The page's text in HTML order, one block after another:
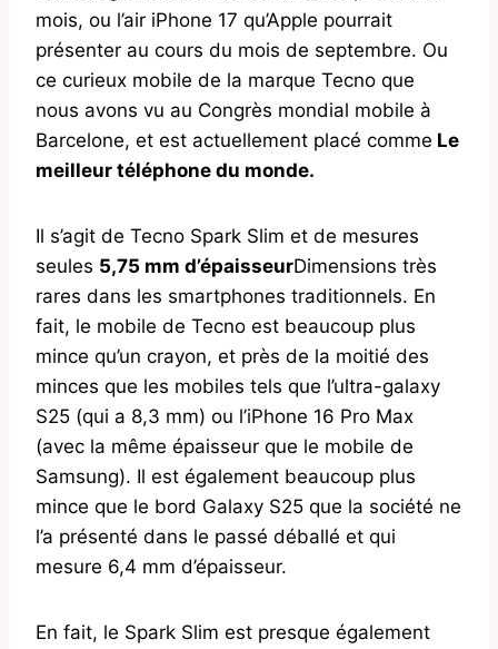
mois, ou l’air iPhone 17 qu’Apple pourrait
présenter au cours du mois de septembre. Ou
ce curieux mobile de la marque Tecno que
nous avons vu au Congrès mondial mobile à
Barcelone, et est actuellement placé comme Le
meilleur téléphone du monde.
Il s’agit de Tecno Spark Slim et de mesures
seules 5,75 mm d’épaisseurDimensions très
rares dans les smartphones traditionnels. En
fait, le mobile de Tecno est beaucoup plus
mince qu’un crayon, et près de la moitié des
minces que les mobiles tels que l’ultra-galaxy
S25 (qui a 8,3 mm) ou l’iPhone 16 Pro Max
(avec la même épaisseur que le mobile de
Samsung). Il est également beaucoup plus
mince que le bord Galaxy S25 que la société ne
l’a présenté dans le passé déballé et qui
mesure 6,4 mm d’épaisseur.
En fait, le Spark Slim est presque également